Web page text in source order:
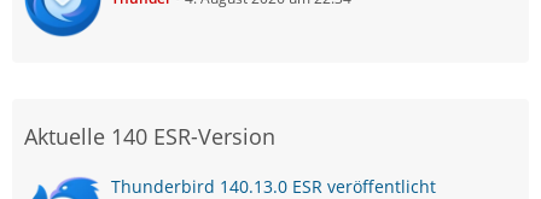
Aktuelle 140 ESR-Version
Thunderbird 140.13.0 ESR veröffentlicht